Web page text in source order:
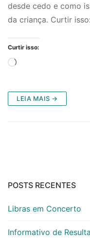
desde cedo e como
da criança. Curtir
Curtir isso:
Carregando...
LEIA MAIS →
POSTS RECENTES
Libras em Concerto
Informativo de